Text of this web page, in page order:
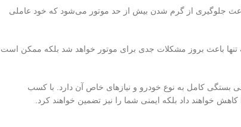
باعث جلوگیری از گرم شدن بیش از حد موتور می‌شود که خود عاملی
باعث بروز مشکلات جدی برای موتور خواهد شد بلکه ممکن است
بستگی کامل به نوع خودرو و نیازهای خاص آن دارد. با کسب
خواهند داد بلکه ایمنی شما را نیز تضمین خواهند کرد.